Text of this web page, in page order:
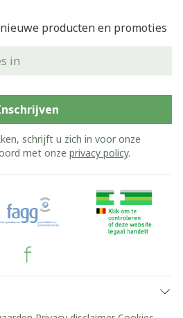
producten en promoties
schrijft u zich in voor onze
met onze privacy policy.